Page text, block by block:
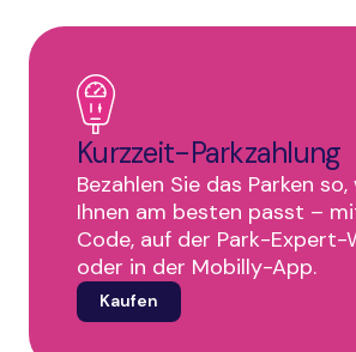
Kurzzeit-Parkzahlung
Bezahlen Sie das Parken so,
Ihnen am besten passt –
Code, auf der Park-Expert-
oder in der Mobilly-App.
Kaufen